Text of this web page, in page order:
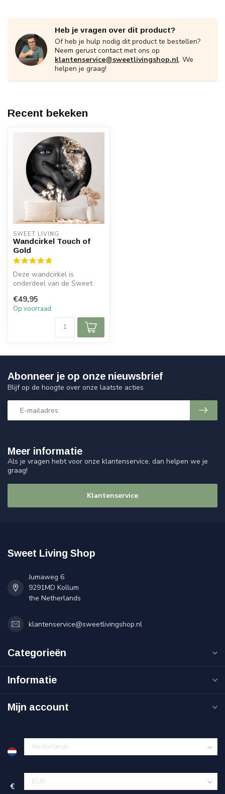
Heb je vragen over dit product?
Of heb je hulp nodig dit product te bestellen?
Neem gerust contact met ons op
klantenservice@sweetlivingshop.nl. We
helpen je graag!
Recent bekeken
SWEET LIVING
Wandcirkel Touch of
Gold
Deze wandcirkel is
onderdeel van de Sweet
gemaakt van ...
€49,95
Op voorraad
Meer informatie
Als je vragen hebt voor onze klantenservice, dan helpen we je
graag!
Klantenservice
Abonneer je op onze nieuwsbrief
Blijf op de hoogte over onze laatste acties
Sweet Living Shop
Jumaweg 6
9291MD Kollum
the Netherlands
klantenservice@sweetlivingshop.nl
Categorieën
Informatie
Mijn account
€